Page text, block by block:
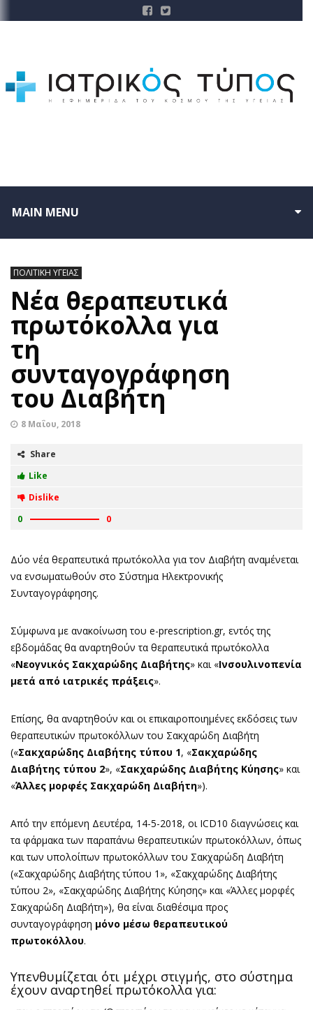
MAIN MENU
ΠΟΛΙΤΙΚΗ ΥΓΕΙΑΣ
Νέα θεραπευτικά
πρωτόκολλα για
τη
συνταγογράφηση
του Διαβήτη
8 Μαΐου, 2018
Share
Like
Dislike
0
0
Δύο νέα θεραπευτικά πρωτόκολλα για τον Διαβήτη αναμένεται
να ενσωματωθούν στο Σύστημα Ηλεκτρονικής
Συνταγογράφησης.
Σύμφωνα με ανακοίνωση του e-prescription.gr, εντός της
εβδομάδας θα αναρτηθούν τα θεραπευτικά πρωτόκολλα
«Νεογνικός Σακχαρώδης Διαβήτης» και «Ινσουλινοπενία
μετά από ιατρικές πράξεις».
Επίσης, θα αναρτηθούν και οι επικαιροποιημένες εκδόσεις των
θεραπευτικών πρωτοκόλλων του Σακχαρώδη Διαβήτη
(«Σακχαρώδης Διαβήτης τύπου 1, «Σακχαρώδης
Διαβήτης τύπου 2», «Σακχαρώδης Διαβήτης Κύησης» και
«Άλλες μορφές Σακχαρώδη Διαβήτη»).
Από την επόμενη Δευτέρα, 14-5-2018, οι ICD10 διαγνώσεις και
τα φάρμακα των παραπάνω θεραπευτικών πρωτοκόλλων, όπως
και των υπολοίπων πρωτοκόλλων του Σακχαρώδη Διαβήτη
(«Σακχαρώδης Διαβήτης τύπου 1», «Σακχαρώδης Διαβήτης
τύπου 2», «Σακχαρώδης Διαβήτης Κύησης» και «Άλλες μορφές
Σακχαρώδη Διαβήτη»), θα είναι διαθέσιμα προς
συνταγογράφηση μόνο μέσω θεραπευτικού
πρωτοκόλλου.
Υπενθυμίζεται ότι μέχρι στιγμής, στο σύστημα
έχουν αναρτηθεί πρωτόκολλα για: